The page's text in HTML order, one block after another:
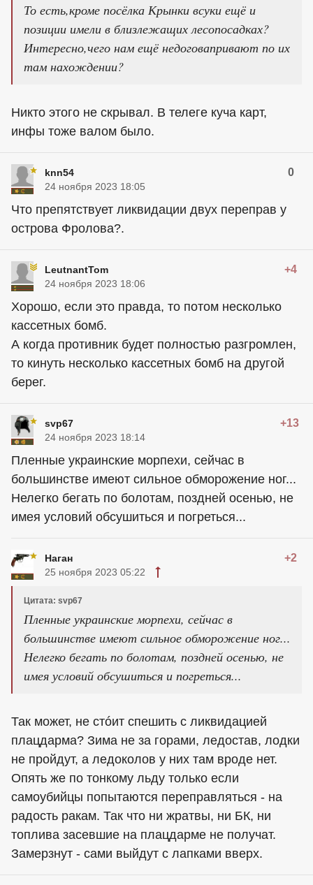
То есть,кроме посёлка Крынки всуки ещё и
позиции имели в близлежащих лесопосадках?
Интересно,чего нам ещё недоговапривают по их
там нахождении?
Никто этого не скрывал. В телеге куча карт,
инфы тоже валом было.
knn54 0
24 ноября 2023 18:05
Что препятствует ликвидации двух переправ у
острова Фролова?.
LeutnantTom +4
24 ноября 2023 18:06
Хорошо, если это правда, то потом несколько
кассетных бомб.
А когда противник будет полностью разгромлен,
то кинуть несколько кассетных бомб на другой
берег.
svp67 +13
24 ноября 2023 18:14
Пленные украинские морпехи, сейчас в
большинстве имеют сильное обморожение ног...
Нелегко бегать по болотам, поздней осенью, не
имея условий обсушиться и погреться...
Наган +2
25 ноября 2023 05:22
Цитата: svp67
Пленные украинские морпехи, сейчас в
большинстве имеют сильное обморожение ног...
Нелегко бегать по болотам, поздней осенью, не
имея условий обсушиться и погреться...
Так может, не стóит спешить с ликвидацией
плацдарма? Зима не за горами, ледостав, лодки
не пройдут, а ледоколов у них там вроде нет.
Опять же по тонкому льду только если
самоубийцы попытаются переправляться - на
радость ракам. Так что ни жратвы, ни БК, ни
топлива засевшие на плацдарме не получат.
Замерзнут - сами выйдут с лапками вверх.